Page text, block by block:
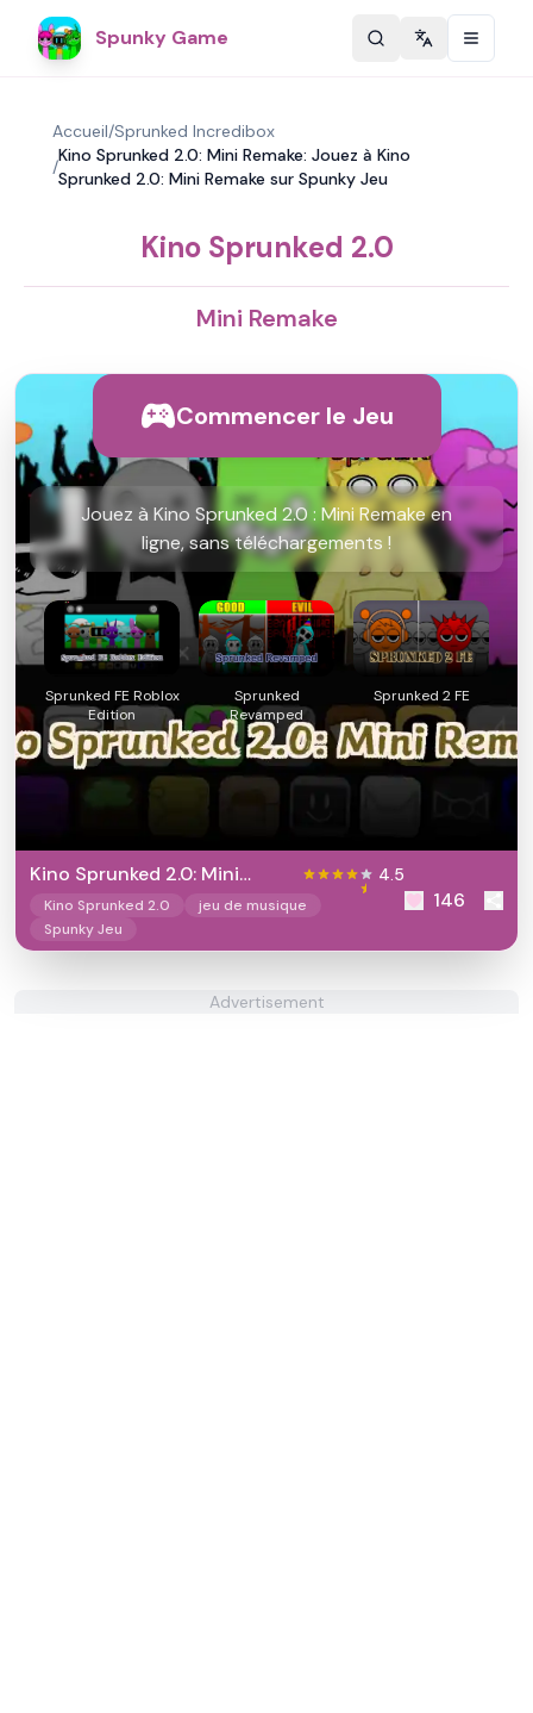
Spunky Game Change
Accueil/Sprunked Incredibox
/
Kino Sprunked 2.0: Mini Remake: Jouez à Kino
Sprunked 2.0: Mini Remake sur Spunky Jeu
Kino Sprunked 2.0
Mini Remake
Commencer le Jeu
Jouez à Kino Sprunked 2.0 : Mini Remake en
ligne, sans téléchargements !
Sprunked FE Roblox
Edition
Sprunked
Revamped
Sprunked 2 FE
Kino Sprunked 2.0: Mini
Remake
4.5
Kino Sprunked 2.0
jeu de musique
Spunky Jeu
146
Advertisement